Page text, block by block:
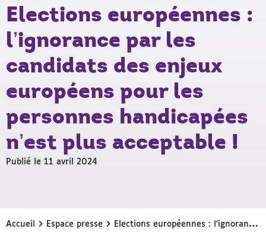
Elections européennes :
l’ignorance par les
candidats des enjeux
européens pour les
personnes handicapées
n’est plus acceptable !
Publié le 11 avril 2024
Accueil › Espace presse › Elections européennes : l’ignorance par les candidats des enjeux européens pour les personnes handicapées n’est plus acceptable !